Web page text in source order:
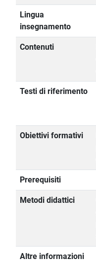
Lingua
insegnamento
Contenuti
Testi di riferimento
Obiettivi formativi
Prerequisiti
Metodi didattici
Altre informazioni